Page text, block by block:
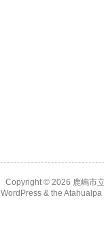
Copyright © 2026 鹿嶋市
WordPress& the Atahualpa